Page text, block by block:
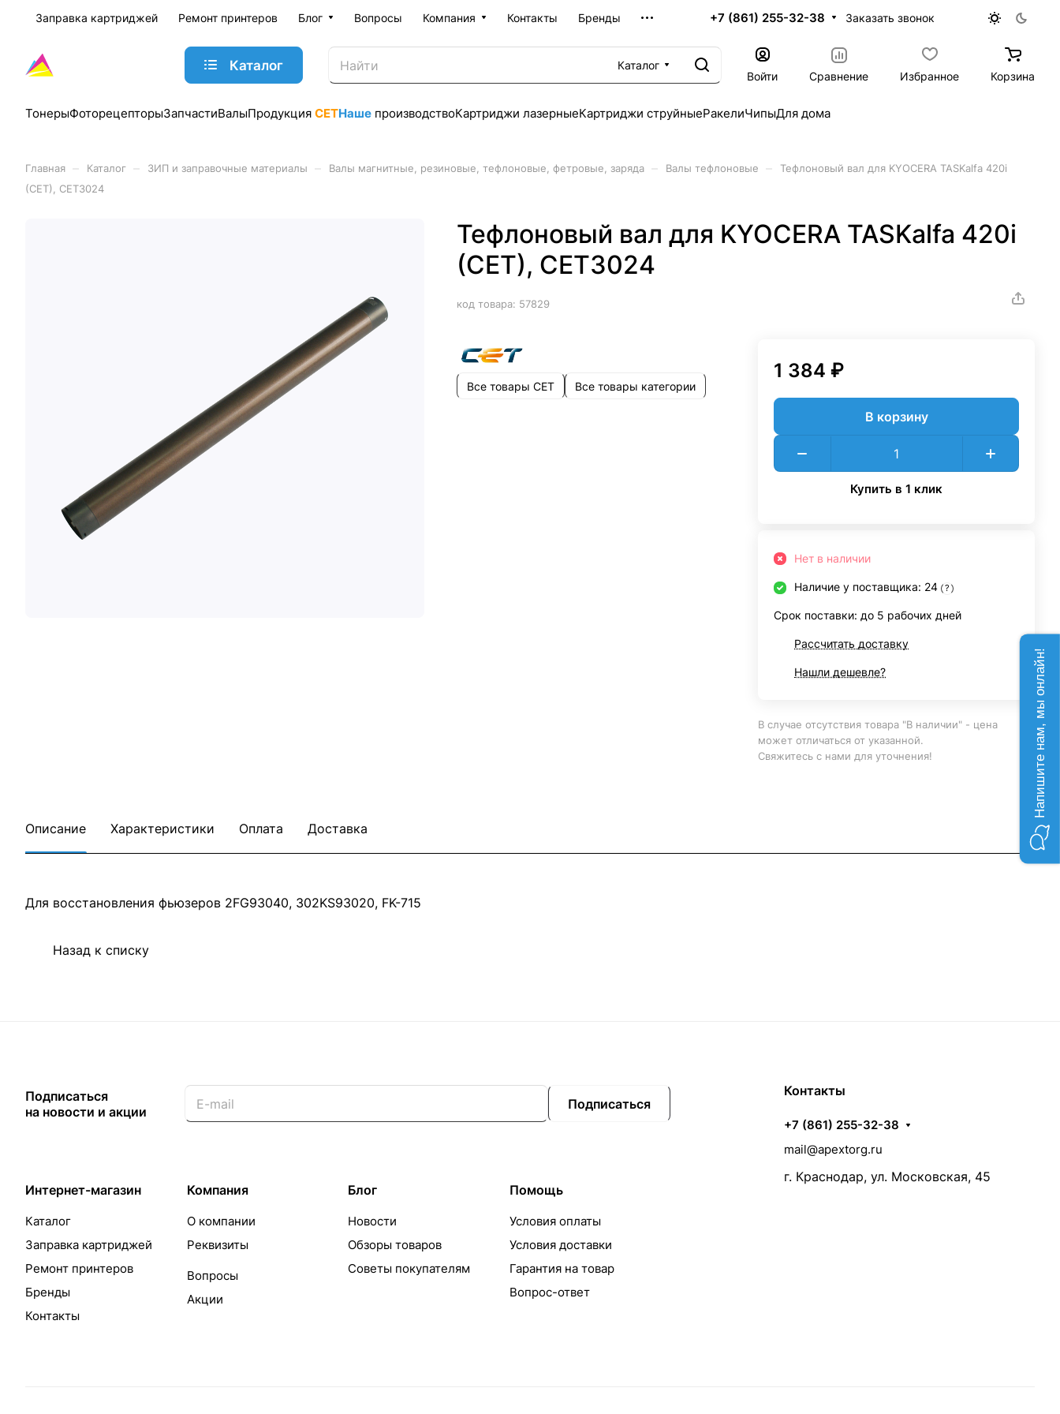
Заправка картриджей Ремонт принтеров Блог Вопросы Компания Контакты Бренды +7 (861) 255-32-38 Заказать звонок
Каталог
Каталог
Войти
Сравнение Избранное Корзина
ТонерыФоторецепторыЗапчастиВалыПродукция CETНаше производствоКартриджи лазерныеКартриджи струйныеРакелиЧипыДля дома
Главная Каталог ЗИП и заправочные материалы Валы магнитные, резиновые, тефлоновые, фетровые, заряда Валы тефлоновые
Тефлоновый вал для KYOCERA TASKalfa 420i
(CET), CET3024
Тефлоновый вал для KYOCERA TASKalfa 420i
(CET), CET3024
код товара: 57829
Все товары CET Все товары категории
1 384 ₽
В корзину
Купить в 1 клик
Нет в наличии
Наличие у поставщика: 24 ?
Срок поставки: до 5 рабочих дней
Рассчитать доставку
Нашли дешевле?
В случае отсутствия товара "В наличии" - цена
может отличаться от указанной.
Свяжитесь с нами для уточнения!
Описание Характеристики Оплата Доставка
Для восстановления фьюзеров 2FG93040, 302KS93020, FK-715
Назад к списку
Подписаться
на новости и акции
Подписаться
Интернет-магазин
Каталог
Заправка картриджей
Ремонт принтеров
Бренды
Контакты
Компания
О компании
Реквизиты
Вопросы
Акции
Блог
Новости
Обзоры товаров
Советы покупателям
Помощь
Условия оплаты
Условия доставки
Гарантия на товар
Вопрос-ответ
Контакты
+7 (861) 255-32-38
mail@apextorg.ru
г. Краснодар, ул. Московская, 45
Напишите нам, мы онлайн!